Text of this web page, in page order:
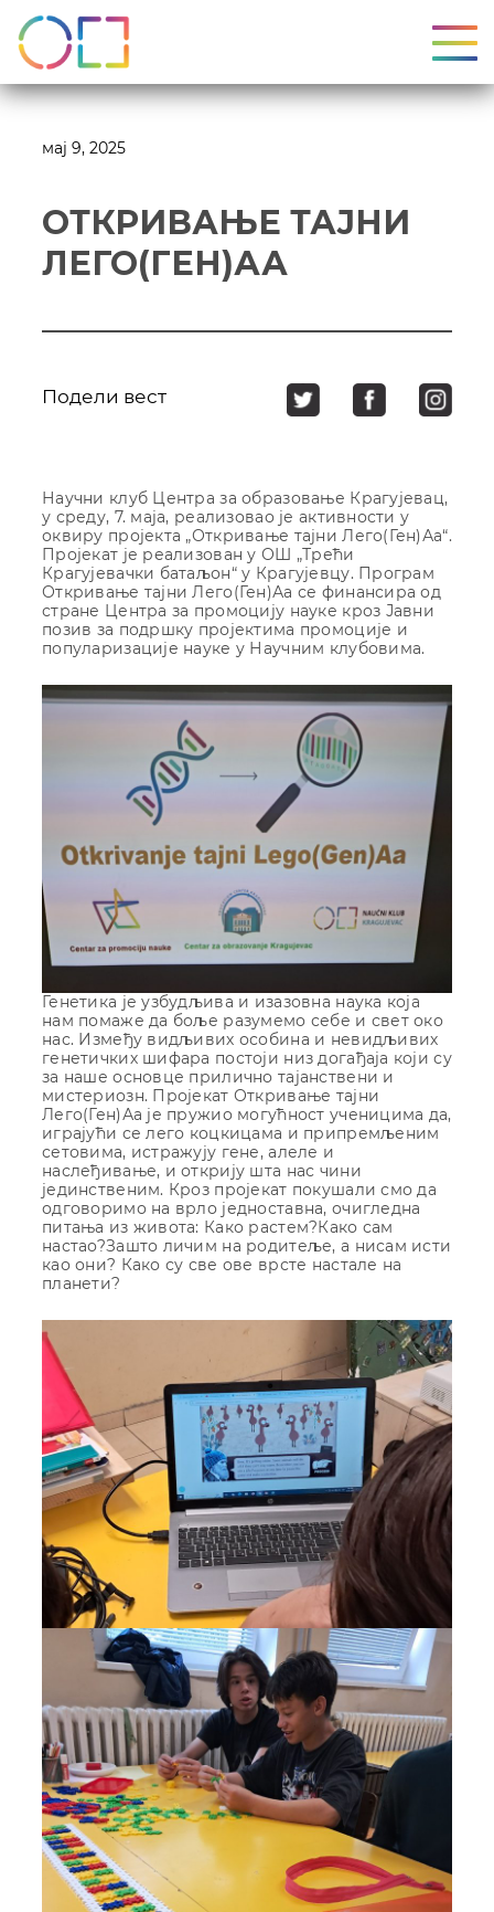
мај 9, 2025
ОТКРИВАЊЕ ТАЈНИ
ЛЕГО(ГЕН)АА
Подели вест
Научни клуб Центра за образовање Крагујевац,
у среду, 7. маја, реализовао је активности у
оквиру пројекта „Откривање тајни Лего(Ген)Аа“.
Пројекат је реализован у ОШ „Трећи
Крагујевачки батаљон“ у Крагујевцу. Програм
Откривање тајни Лего(Ген)Аа се финансира од
стране Центра за промоцију науке кроз Јавни
позив за подршку пројектима промоције и
популаризације науке у Научним клубовима.
Генетика је узбудљива и изазовна наука која
нам помаже да боље разумемо себе и свет око
нас. Између видљивих особина и невидљивих
генетичких шифара постоји низ догађаја који су
за наше основце прилично тајанствени и
мистериозн. Пројекат Откривање тајни
Лего(Ген)Аа је пружио могућност ученицима да,
играјући се лего коцкицама и припремљеним
сетовима, истражују гене, алеле и
наслеђивање, и открију шта нас чини
јединственим. Кроз пројекат покушали смо да
одговоримо на врло једноставна, очигледна
питања из живота: Како растем?Како сам
настао?Зашто личим на родитеље, а нисам исти
као они? Како су све ове врсте настале на
планети?